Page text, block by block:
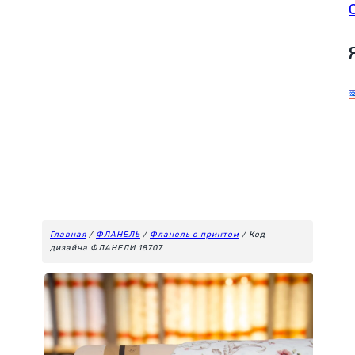
Главная / ФЛАНЕЛЬ / Фланель с принтом / Код
дизайна ФЛАНЕЛИ 18707